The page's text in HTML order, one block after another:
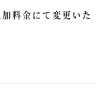
料金にて変更いた